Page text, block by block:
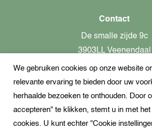
Contact
De smalle zijde 9c
3903LL Veenendaal
alleen op afspraak
KvK-nummer:
Btw-nummer:
We gebruiken cookies op onze website
relevante ervaring te bieden door uw
herhaalde bezoeken te onthouden. Door
accepteren" te klikken, stemt u in met
cookies. U kunt echter "Cookie